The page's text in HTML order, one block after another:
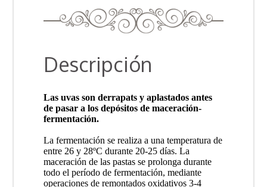
Descripción
Las uvas son derrapats y aplastados antes
de pasar a los depósitos de maceración-
fermentación.
La fermentación se realiza a una temperatura de
entre 26 y 28ºC durante 20-25 días. La
maceración de las pastas se prolonga durante
todo el período de fermentación, mediante
operaciones de remontados oxidativos 3-4